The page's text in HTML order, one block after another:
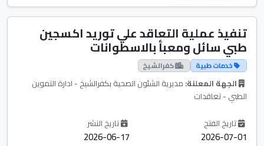
تنفيذ عملية التعاقد علي توريد اكسجين
طبي سائل ومعبأ بالاسطوانات
خدمات طبية كفرالشيخ
الجهة المعلنة: مديرية الشئون الصحية بكفرالشيخ - ادارة التموين
الطبي - تعاقدات
تاريخ الفتح
2026-07-01
تاريخ النشر
2026-06-17